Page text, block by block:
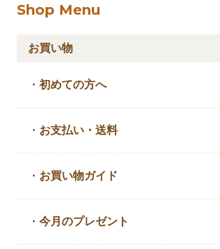
Shop Menu
お買い物
・初めての方へ
・ お支払い・送料
・ お買い物ガイド
・今月のプレゼント